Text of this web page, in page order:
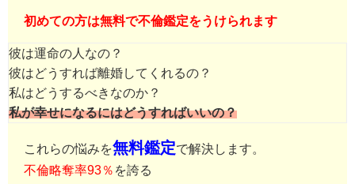
初めての方は無料で不倫鑑定をうけられます
彼は運命の人なの？
彼はどうすれば離婚してくれるの？
私はどうするべきなのか？
私が幸せになるにはどうすればいいの？
これらの悩みを無料鑑定で解決します。
不倫略奪率93％ を誇る